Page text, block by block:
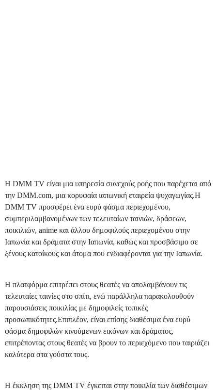
Η DMM TV είναι μια υπηρεσία συνεχούς ροής που παρέχεται από
την DMM.com, μια κορυφαία ιαπωνική εταιρεία ψυχαγωγίας.Η
DMM TV προσφέρει ένα ευρύ φάσμα περιεχομένου,
συμπεριλαμβανομένων των τελευταίων ταινιών, δράσεων,
ποικιλιών, anime και άλλου δημοφιλούς περιεχομένου στην
Ιαπωνία και δράματα στην Ιαπωνία, καθώς και προσβάσιμο σε
ξένους κατοίκους και άτομα που ενδιαφέρονται για την Ιαπωνία.
Η πλατφόρμα επιτρέπει στους θεατές να απολαμβάνουν τις
τελευταίες ταινίες στο σπίτι, ενώ παράλληλα παρακολουθούν
παρουσιάσεις ποικιλίας με δημοφιλείς τοπικές
προσωπικότητες.Επιπλέον, είναι επίσης διαθέσιμα ένα ευρύ
φάσμα δημοφιλών κινούμενων εικόνων και δράματος,
επιτρέποντας στους θεατές να βρουν το περιεχόμενο που ταιριάζει
καλύτερα στα γούστα τους.
Η έκκληση της DMM TV έγκειται στην ποικιλία των διαθέσιμων